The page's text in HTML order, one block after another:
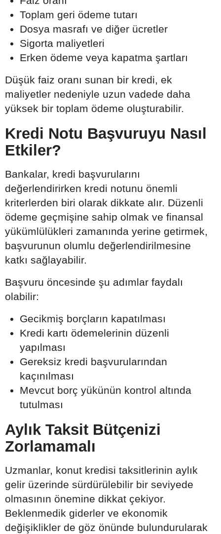
Toplam geri ödeme tutarı
Dosya masrafı ve diğer ücretler
Sigorta maliyetleri
Erken ödeme veya kapatma şartları
Düşük faiz oranı sunan bir kredi, ek
maliyetler nedeniyle uzun vadede daha
yüksek bir toplam ödeme oluşturabilir.
Kredi Notu Başvuruyu Nasıl
Etkiler?
Bankalar, kredi başvurularını
değerlendirirken kredi notunu önemli
kriterlerden biri olarak dikkate alır. Düzenli
ödeme geçmişine sahip olmak ve finansal
yükümlülükleri zamanında yerine getirmek,
başvurunun olumlu değerlendirilmesine
katkı sağlayabilir.
Başvuru öncesinde şu adımlar faydalı
olabilir:
Gecikmiş borçların kapatılması
Kredi kartı ödemelerinin düzenli
yapılması
Gereksiz kredi başvurularından
kaçınılması
Mevcut borç yükünün kontrol altında
tutulması
Aylık Taksit Bütçenizi
Zorlamamalı
Uzmanlar, konut kredisi taksitlerinin aylık
gelir üzerinde sürdürülebilir bir seviyede
olmasının önemine dikkat çekiyor.
Beklenmedik giderler ve ekonomik
değişiklikler de göz önünde bulundurularak